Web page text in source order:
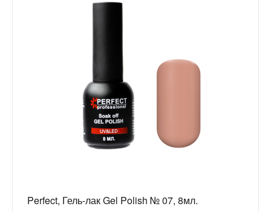
Perfect, Гель-лак Gel Polish № 07, 8мл.